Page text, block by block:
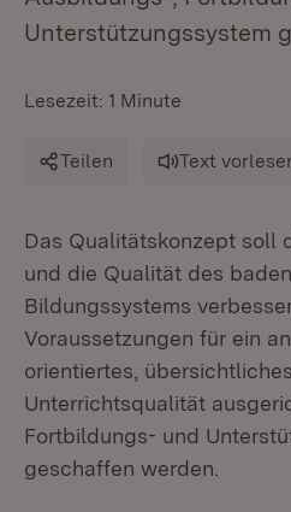
Unterstützungssystem
Lesezeit: 1 Minute
Teilen Text
Das Qualitätskonzept soll
und die Qualität des
Bildungssystems
Voraussetzungen für ein
orientiertes,
Unterrichtsqualität
Fortbildungs- und
geschaffen werden.